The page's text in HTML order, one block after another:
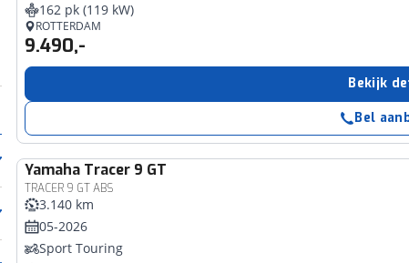
162 pk (119 kW)
ROTTERDAM
9.490,-
Bekijk
Bel
Yamaha Tracer 9 GT
TRACER 9 GT ABS
3.140 km
05-2026
Sport Touring